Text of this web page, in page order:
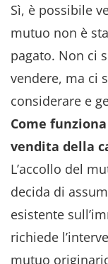
Sì, è possibile
mutuo non è
pagato. Non ci
vendere, ma ci
considerare e
Come
vendita della
L’accollo del
decida di
esistente
richiede
mutuo